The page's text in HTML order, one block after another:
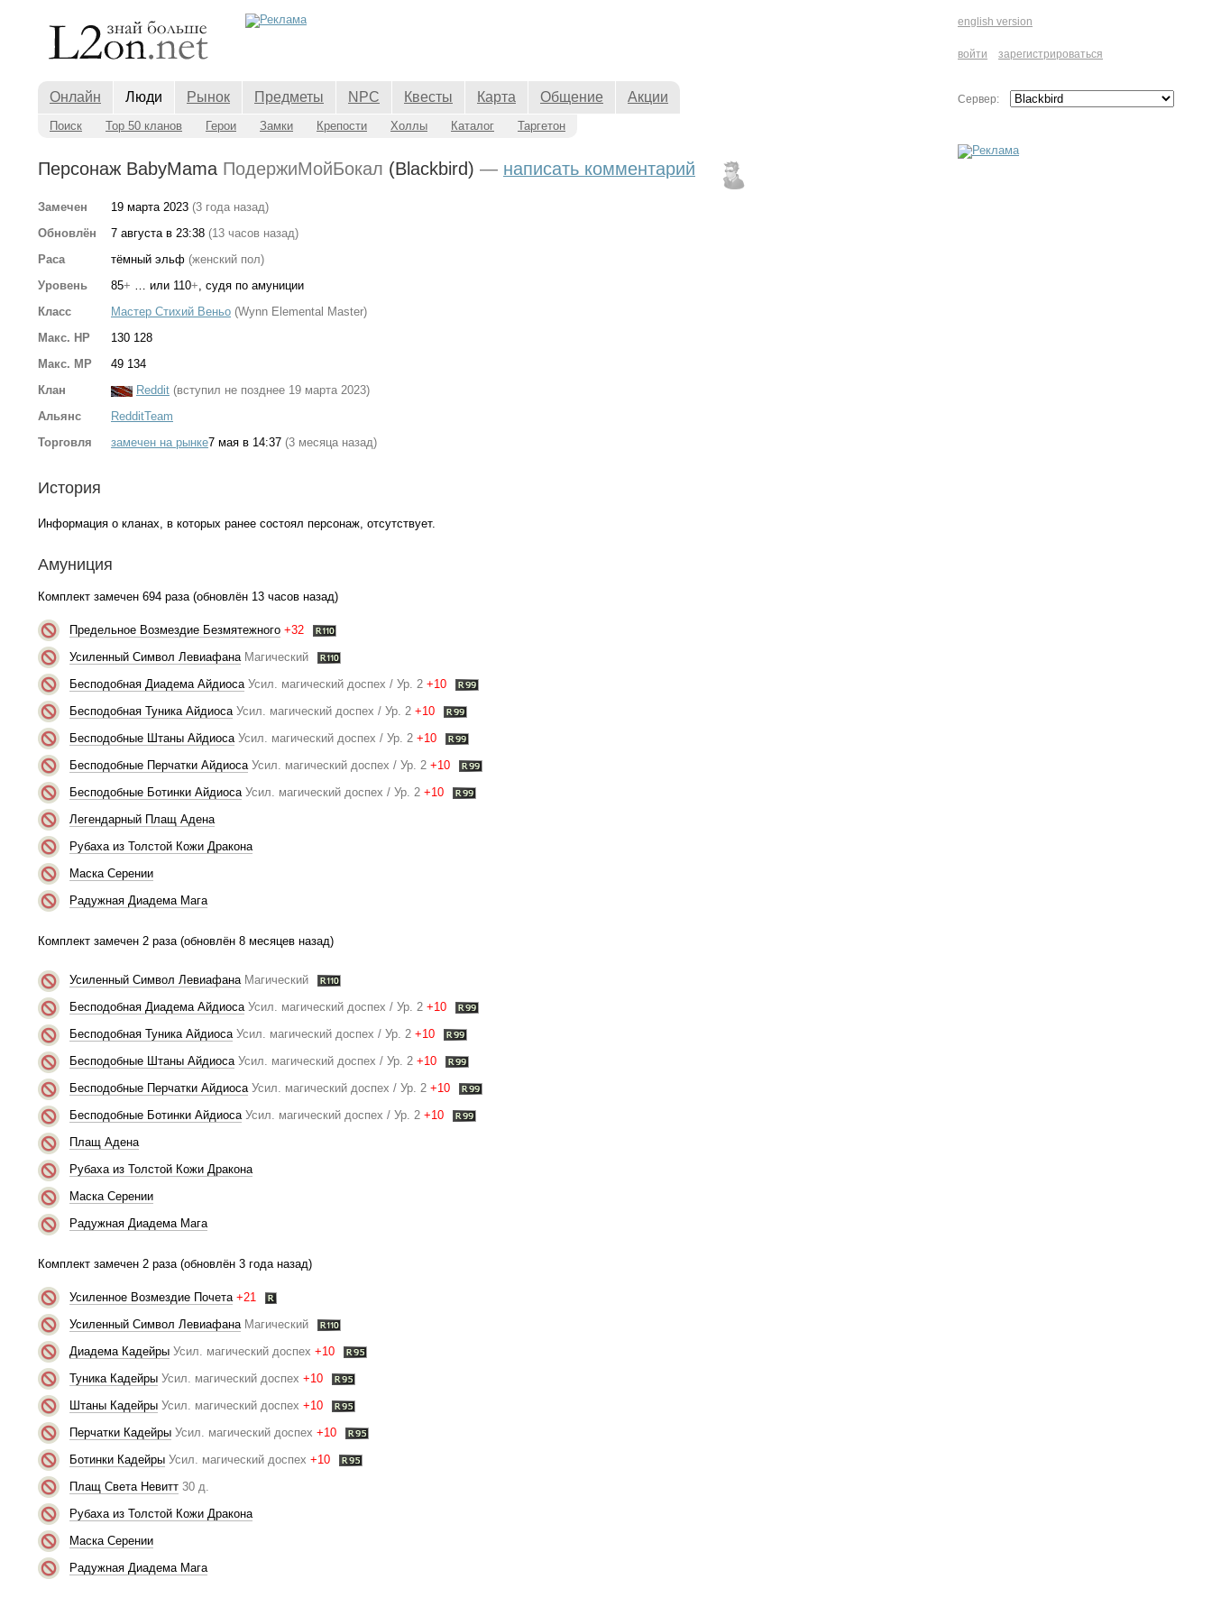
english version
войти зарегистрироваться
Сервер:
Онлайн Люди Рынок Предметы NPC Квесты Карта Общение Акции
Поиск Top 50 кланов Герои Замки Крепости Холлы Каталог Таргетон
Персонаж BabyMama ПодержиМойБокал (Blackbird) — написать комментарий
Замечен 19 марта 2023 (3 года назад)
Обновлён
7 августа в 23:38 (13 часов назад)
Раса
тёмный эльф (женский пол)
Уровень
85+ … или 110+, судя по амуниции
Класс
Мастер Стихий Веньо (Wynn Elemental Master)
Макс. HP
130 128
Макс. MP
49 134
Клан
Reddit (вступил не позднее 19 марта 2023)
Альянс
RedditTeam
Торговля
замечен на рынке7 мая в 14:37 (3 месяца назад)
История
Информация о кланах, в которых ранее состоял персонаж, отсутствует.
Амуниция
Комплект замечен 694 раза (обновлён 13 часов назад)
Предельное Возмездие Безмятежного +32
Усиленный Символ Левиафана Магический
Бесподобная Диадема Айдиоса Усил. магический доспех / Ур. 2 +10
Бесподобная Туника Айдиоса Усил. магический доспех / Ур. 2 +10
Бесподобные Штаны Айдиоса Усил. магический доспех / Ур. 2 +10
Бесподобные Перчатки Айдиоса Усил. магический доспех / Ур. 2 +10
Бесподобные Ботинки Айдиоса Усил. магический доспех / Ур. 2 +10
Легендарный Плащ Адена
Рубаха из Толстой Кожи Дракона
Маска Серении
Радужная Диадема Мага
Комплект замечен 2 раза (обновлён 8 месяцев назад)
Усиленный Символ Левиафана Магический
Бесподобная Диадема Айдиоса Усил. магический доспех / Ур. 2 +10
Бесподобная Туника Айдиоса Усил. магический доспех / Ур. 2 +10
Бесподобные Штаны Айдиоса Усил. магический доспех / Ур. 2 +10
Бесподобные Перчатки Айдиоса Усил. магический доспех / Ур. 2 +10
Бесподобные Ботинки Айдиоса Усил. магический доспех / Ур. 2 +10
Плащ Адена
Рубаха из Толстой Кожи Дракона
Маска Серении
Радужная Диадема Мага
Комплект замечен 2 раза (обновлён 3 года назад)
Усиленное Возмездие Почета +21
Усиленный Символ Левиафана Магический
Диадема Кадейры Усил. магический доспех +10
Туника Кадейры Усил. магический доспех +10
Штаны Кадейры Усил. магический доспех +10
Перчатки Кадейры Усил. магический доспех +10
Ботинки Кадейры Усил. магический доспех +10
Плащ Света Невитт 30 д.
Рубаха из Толстой Кожи Дракона
Маска Серении
Радужная Диадема Мага